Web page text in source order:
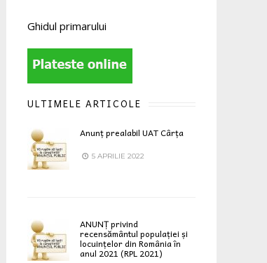
Ghidul primarului
ULTIMELE ARTICOLE
Anunț prealabil UAT Cârța
5 APRILIE 2022
ANUNȚ privind
recensământul populației și
locuințelor din România în
anul 2021 (RPL 2021)